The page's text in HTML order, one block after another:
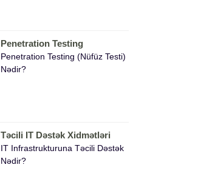
Penetration Testing
Penetration Testing (nüfüz Testi)
Nədir?
Təcili IT Dəstək Xidmətləri
IT Infrastrukturuna Təcili Dəstək
Nədir?